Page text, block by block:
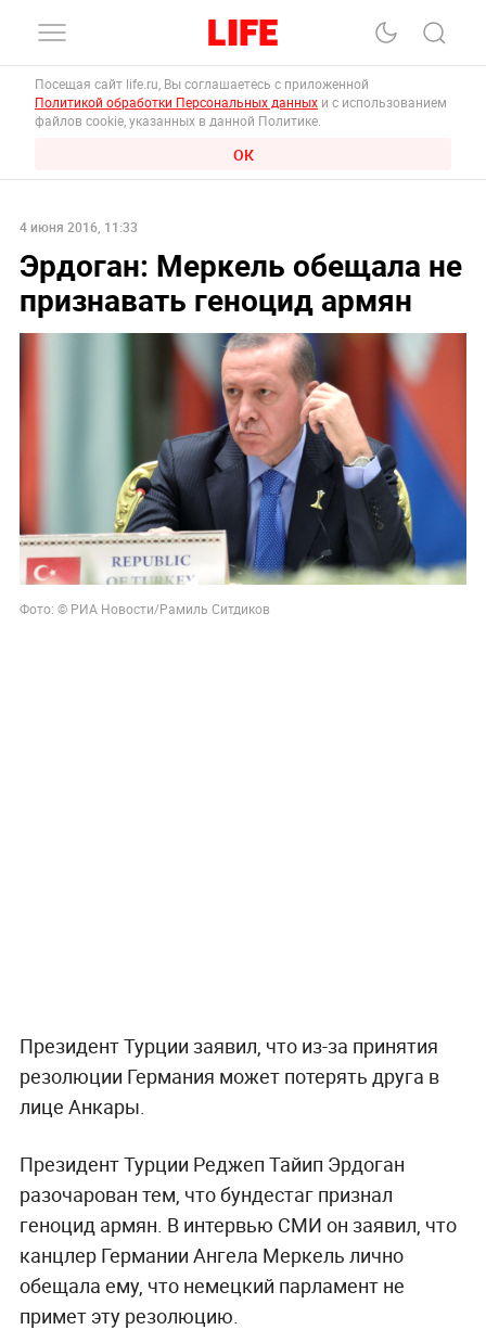
Посещая сайт life.ru, Вы соглашаетесь с приложенной
Политикой обработки Персональных данных и с использованием
файлов cookie, указанных в данной Политике.
ОК
4 июня 2016, 11:33
Эрдоган: Меркель обещала не
признавать геноцид армян
Фото: © РИА Новости/Рамиль Ситдиков
Президент Турции заявил, что из-за принятия
резолюции Германия может потерять друга в
лице Анкары.
Президент Турции Реджеп Тайип Эрдоган
разочарован тем, что бундестаг признал
геноцид армян. В интервью СМИ он заявил, что
канцлер Германии Ангела Меркель лично
обещала ему, что немецкий парламент не
примет эту резолюцию.